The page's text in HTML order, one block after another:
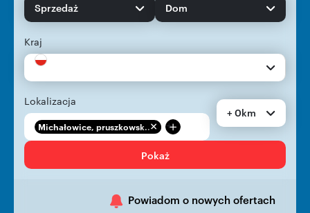
Sprzedaż Dom
Kraj
Lokalizacja
Michałowice, pruszkowsk... +
+ 0km
Pokaż
Powiadom o nowych ofertach